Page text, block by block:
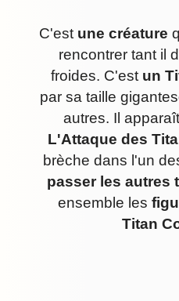
C'est une créature
rencontrer tant il
froides. C'est un
par sa taille
autres. Il
L'Attaque des
brèche dans l'un
passer les autres
ensemble les
Titan